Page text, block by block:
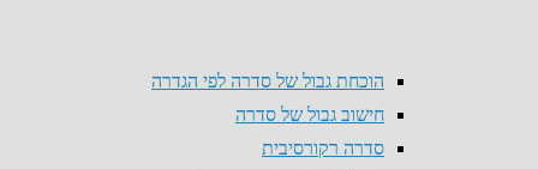
הוכחת גבול של סדרה לפי הגדרה
חישוב גבול של סדרה
סדרה רקורסיבית